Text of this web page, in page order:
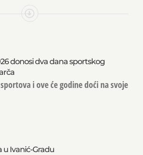
donosi dva dana sportskog
i ove će godine doći na svoje
u Ivanić-Gradu